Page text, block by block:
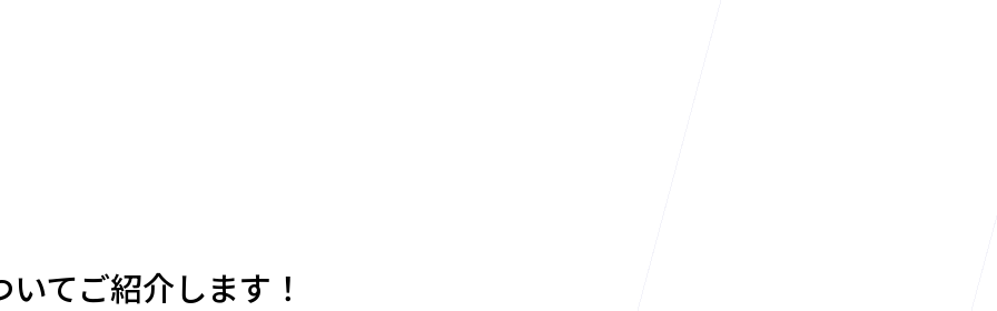
てご紹介します！